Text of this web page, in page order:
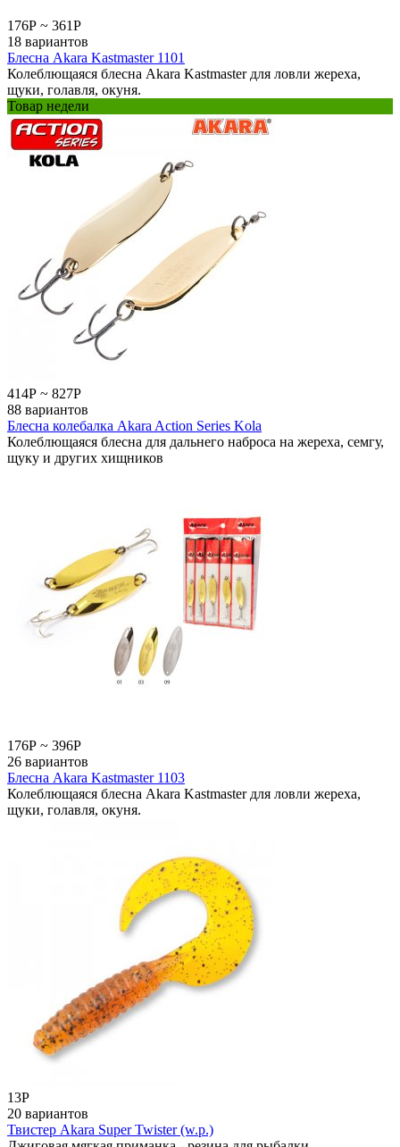
176Р ~ 361Р
18 вариантов
Блесна Akara Kastmaster 1101
Колеблющаяся блесна Akara Kastmaster для ловли жереха,
щуки, голавля, окуня.
Товар недели
414Р ~ 827Р
88 вариантов
Блесна колебалка Akara Action Series Kola
Колеблющаяся блесна для дальнего наброса на жереха, семгу,
щуку и других хищников
176Р ~ 396Р
26 вариантов
Блесна Akara Kastmaster 1103
Колеблющаяся блесна Akara Kastmaster для ловли жереха,
щуки, голавля, окуня.
13Р
20 вариантов
Твистер Akara Super Twister (w.p.)